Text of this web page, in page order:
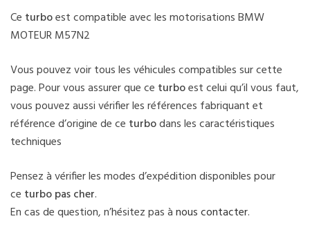
Ce turboest compatible avec les motorisations BMW
MOTEUR M57N2
Vous pouvez voir tous les véhicules compatibles sur cette
page. Pour vous assurer que ce turboest celui qu’il vous faut,
vous pouvez aussi vérifier les références fabriquant et
référence d’origine de ce turbodans les caractéristiques
techniques
Pensez à vérifier les modes d’expédition disponibles pour
ce turbo pas cher.
En cas de question, n’hésitez pas ànous contacter.